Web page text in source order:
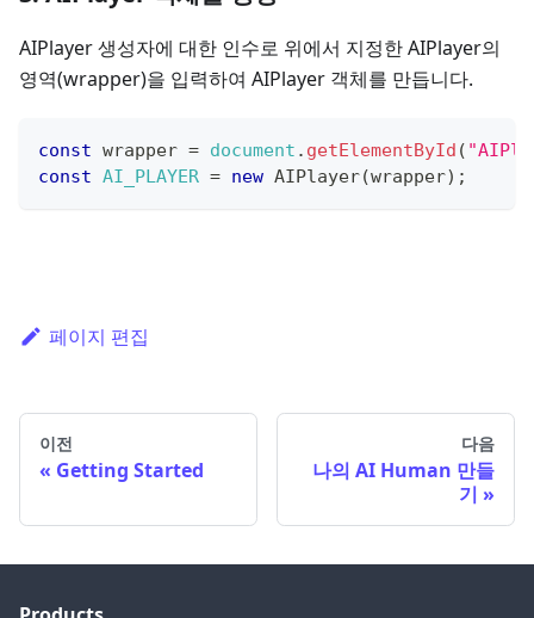
AIPlayer 생성자에 대한 인수로 위에서 지정한 AIPlayer의
영역(wrapper)을 입력하여 AIPlayer 객체를 만듭니다.
const wrapper = document . getElementById (
const AI_PLAYER = new AIPlayer(wrapper) ;
페이지 편집
이전
Getting Started
다음
나의 AI Human 만들
기